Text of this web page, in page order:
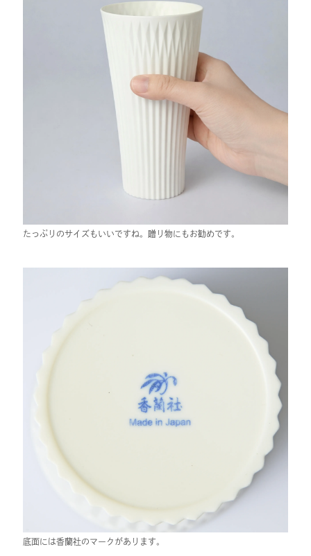
たっぷりのサイズもいいですね。贈り物にもお勧めです。
底面には香蘭社のマークがあります。